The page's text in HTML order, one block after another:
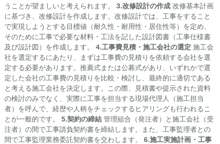
うことが望ましいと考えられます。 3.改修設計の作成改修基本計画
に基づき、改修設計を作成します。改修設計では、工事をすること
で実現しようとする目標値（耐久性・耐用性・居住性等）を定め、
そのために工事で必要な材料・工法を記した設計図書（工事仕様書
及び設計図）を作成します。 4.工事費見積・施工会社の選定 施工会
社を選定するにあたり、まずは工事費の見積りを依頼する会社を選
定する必要があります。推薦式または公募式があり、いずれかで選
定した会社の工事費の見積りを比較・検討し、最終的に適切である
と考える施工会社を決定します。この際、見積書や提示された資料
の検討のみでなく、実際に工事を担当する現場代理人（施工担当
者）を呼んで、経歴や人柄をチェックするヒアリングも行われるこ
とが一般的です。 5.契約の締結管理組合（発注者）と施工会社（受
注者）の間で工事請負契約書を締結します。また、工事監理者との
間で工事監理業務委託契約書を交わします。 6.施工実施計画・工事